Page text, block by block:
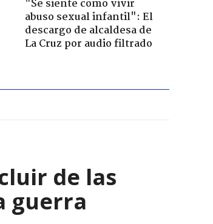
"Se siente como vivir
abuso sexual infantil": El
descargo de alcaldesa de
La Cruz por audio filtrado
de las
guerra